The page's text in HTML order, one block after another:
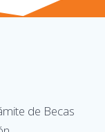
de Becas